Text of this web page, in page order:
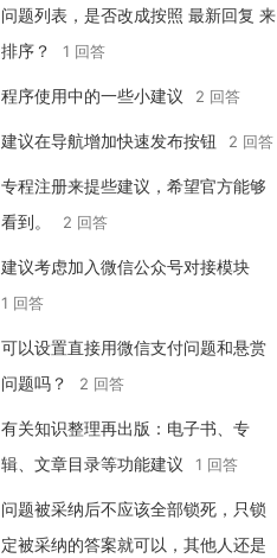
问题列表，是否改成按照 最新回复 来
排序？
1 回答
程序使用中的一些小建议 2 回答
建议在导航增加快速发布按钮 2 回答
专程注册来提些建议，希望官方能够
看到。
2 回答
建议考虑加入微信公众号对接模块
1 回答
可以设置直接用微信支付问题和悬赏
问题吗？
2 回答
有关知识整理再出版：电子书、专
辑、文章目录等功能建议
1 回答
问题被采纳后不应该全部锁死，只锁
定被采纳的答案就可以，其他人还是